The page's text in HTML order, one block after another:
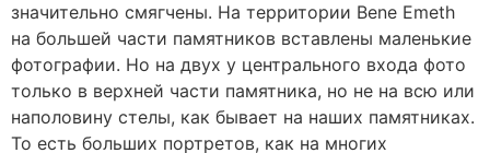
значительно смягчены. На территории Bene Emeth
на большей части памятников вставлены маленькие
фотографии. Но на двух у центрального входа фото
только в верхней части памятника, но не на всю или
наполовину стелы, как бывает на наших памятниках.
То есть больших портретов, как на многих